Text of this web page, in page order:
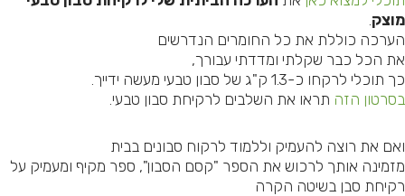
מוצק.
הערכה כוללת את כל החומרים הנדרשים
את הכל כבר שקלתי ומדדתי עבורך,
כך תוכלי לרקחו כ-1.3 ק"ג של סבון טבעי מעשה ידייך.
בסרטון הזה תראו את השלבים לרקיחת סבון טבעי.
ואם את רוצה להעמיק וללמוד לרקוח סבונים בבית
מזמינה אותך לרכוש את הספר "קסם הסבון", ספר מקיף ומעמיק על
רקיחת סבן בשיטה הקרה